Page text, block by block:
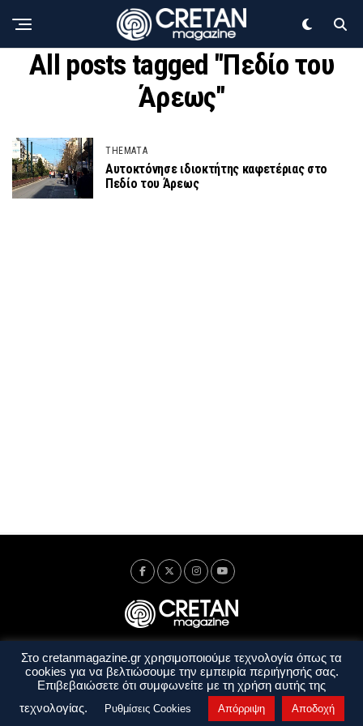
All posts tagged "Πεδίο του
Άρεως"
THEMATA
Αυτοκτόνησε ιδιοκτήτης καφετέριας στο
Πεδίο του Άρεως
Ταυτότητα Πολιτική Απορρήτου
Όροι Χρήσης
Όροι και Προϋποθέσεις
Στο cretanmagazine.gr χρησιμοποιούμε τεχνολογία όπως τα
cookies για να βελτιώσουμε την εμπειρία περιήγησής σας.
Επιβεβαιώσετε ότι συμφωνείτε με τη χρήση αυτής της
τεχνολογίας.
Ρυθμίσεις Cookies Απόρριψη Αποδοχή